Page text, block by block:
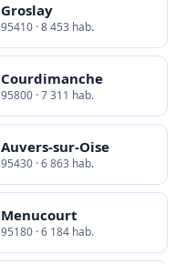
Groslay
95410 · 8 453 hab.
Courdimanche
95800 · 7 311 hab.
Auvers-sur-Oise
95430 · 6 863 hab.
Menucourt
95180 · 6 184 hab.